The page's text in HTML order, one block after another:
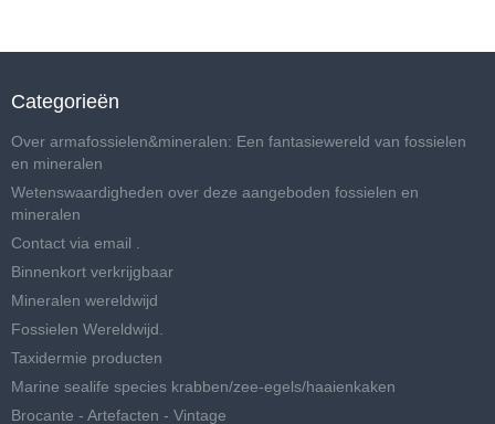
Categorieën
Over armafossielen&mineralen: Een fantasiewereld van fossielen
en mineralen
Wetenswaardigheden over deze aangeboden fossielen en
mineralen
Contact via email .
Binnenkort verkrijgbaar
Mineralen wereldwijd
Fossielen Wereldwijd.
Taxidermie producten
Marine sealife species krabben/zee-egels/haaienkaken
Brocante - Artefacten - Vintage